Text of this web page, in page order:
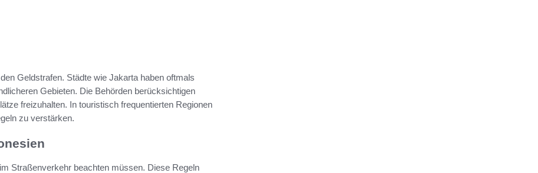
Geldstrafen. Städte wie Jakarta haben oftmals
Gebieten. Die Behörden berücksichtigen
freizuhalten. In touristisch frequentierten Regionen
zu verstärken.
Straßenverkehr beachten müssen. Diese Regeln